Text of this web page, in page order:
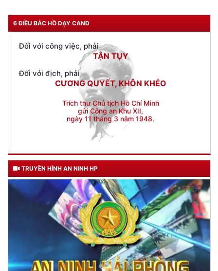
6 ĐIỀU BÁC HỒ DẠY CAND
CƯƠNG QUYẾT, KHÔN KHÉO
Trích thư Chủ tịch Hồ Chí Minh
gửi Công an Khu XII,
ngày 11 tháng 3 năm 1948.
TRUYỀN HÌNH AN NINH HP